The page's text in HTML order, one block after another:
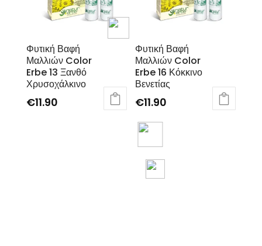
Φυτική Βαφή
Μαλλιών Color
Erbe 13 Ξανθό
Χρυσοχάλκινο
€11.90
Φυτική Βαφή
Μαλλιών Color
Erbe 16 Κόκκινο
Βενετίας
€11.90